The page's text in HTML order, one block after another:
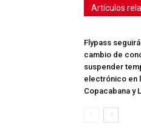
Artículos
Flypass
cambio de
suspender
electrónico en
Copacabana y